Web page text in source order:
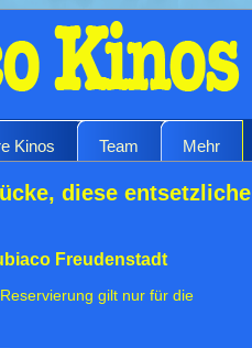
Kinos Team Mehr
diese entsetzliche
Freudenstadt
gilt nur für die